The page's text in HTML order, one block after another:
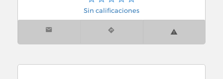
Sin calificaciones